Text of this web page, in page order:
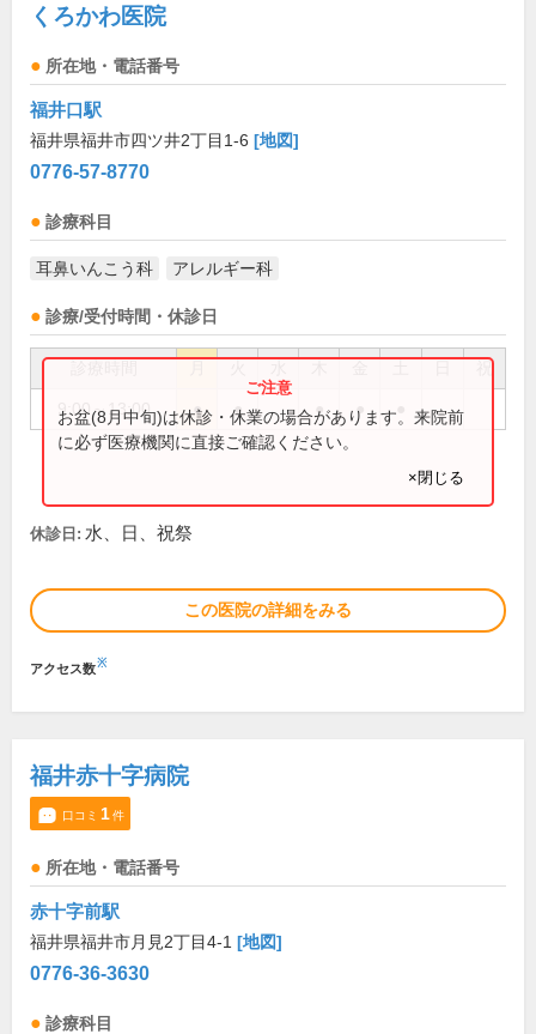
くろかわ医院
所在地・電話番号
福井口駅
福井県福井市四ツ井2丁目1-6 [地図]
0776-57-8770
診療科目
耳鼻いんこう科 アレルギー科
診療/受付時間・休診日
祝
9:00～13:00 ● ● ● ●
お盆(8月中旬)は休診・休業の場合があります。来院前
に必ず医療機関に直接ご確認ください。
×閉じる
休診日: 水、日、祝祭
この医院の詳細をみる
アクセス数※
福井赤十字病院
口コミ 1件
所在地・電話番号
赤十字前駅
福井県福井市月見2丁目4-1 [地図]
0776-36-3630
診療科目